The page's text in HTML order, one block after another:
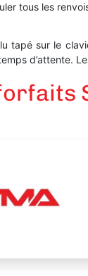
tous les
tapé sur le
d’attente.